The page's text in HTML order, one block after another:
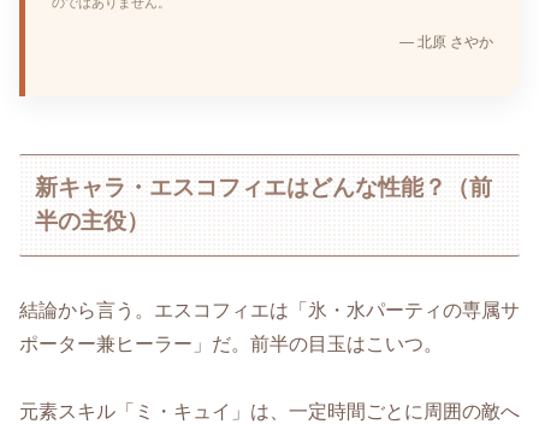
— 北原 さやか
新キャラ・エスコフィエはどんな性能？（前
半の主役）
結論から言う。エスコフィエは「氷・水パーティの専属サ
ポーター兼ヒーラー」だ。前半の目玉はこいつ。
元素スキル「ミ・キュイ」は、一定時間ごとに周囲の敵へ